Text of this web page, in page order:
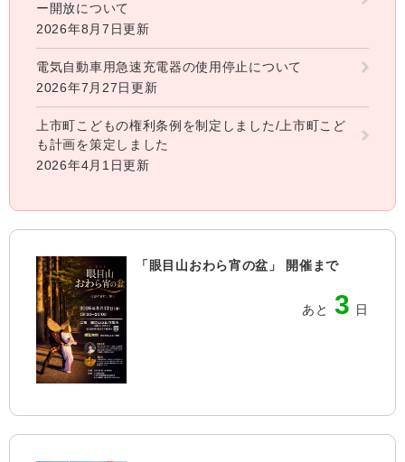
ー開放について
2026年8月7日更新
電気自動車用急速充電器の使用停止について
2026年7月27日更新
上市町こどもの権利条例を制定しました/上市町こど
も計画を策定しました
2026年4月1日更新
「眼目山おわら宵の盆」 開催まで
あと 3 日